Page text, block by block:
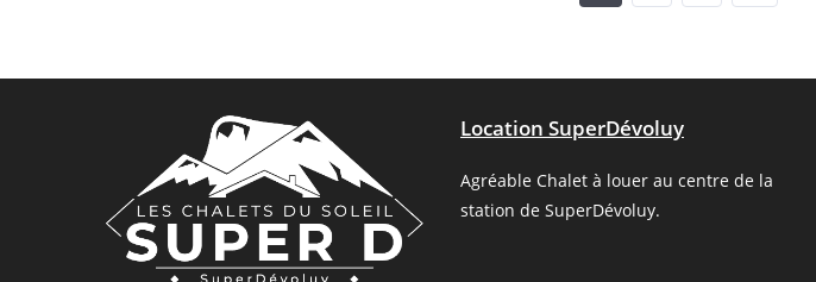
Location SuperDévoluy
Agréable Chalet à louer au centre de la
station de SuperDévoluy.